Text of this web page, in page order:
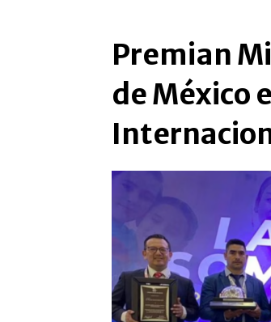
Premian
de México